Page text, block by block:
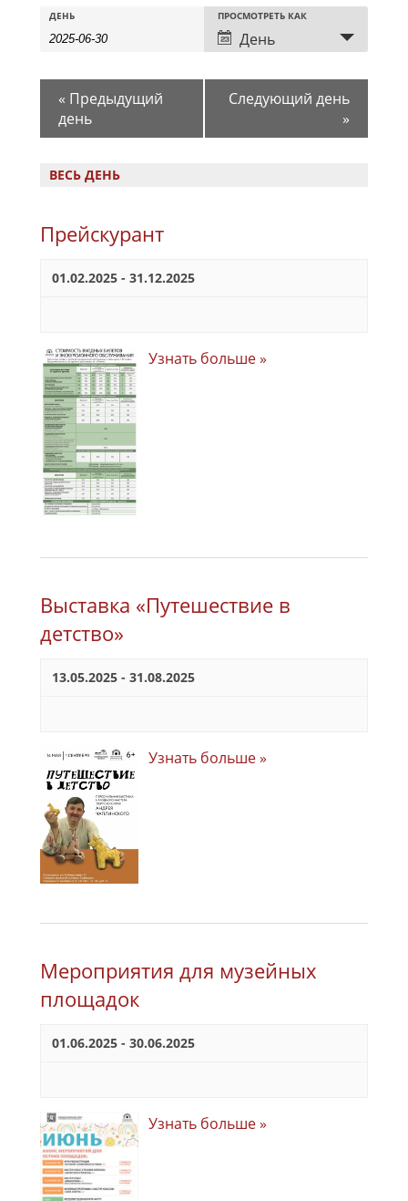
Мероприятия
Search
Views
Navigation
Мероприятия
Search
ДЕНЬ Событие
Views
Navigation
ПРОСМОТРЕТЬ КАК
День
« Предыдущий
день
Следующий день
»
ВЕСЬ ДЕНЬ
Прейскурант
01.02.2025 - 31.12.2025
Узнать больше »
Выставка «Путешествие в
детство»
13.05.2025 - 31.08.2025
Узнать больше »
Мероприятия для музейных
площадок
01.06.2025 - 30.06.2025
Узнать больше »